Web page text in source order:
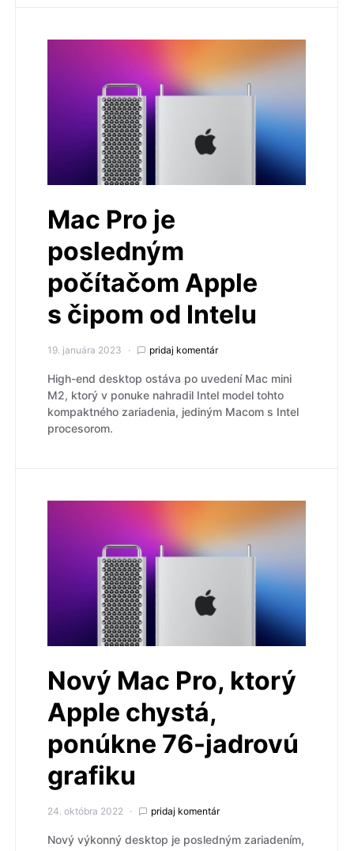
Mac Pro je
posledným
počítačom Apple
s čipom od Intelu
19. januára 2023 pridaj komentár
High-end desktop ostáva po uvedení Mac mini
M2, ktorý v ponuke nahradil Intel model tohto
kompaktného zariadenia, jediným Macom s Intel
procesorom.
Nový Mac Pro, ktorý
Apple chystá,
ponúkne 76-jadrovú
grafiku
24. októbra 2022 pridaj komentár
Nový výkonný desktop je posledným zariadením,